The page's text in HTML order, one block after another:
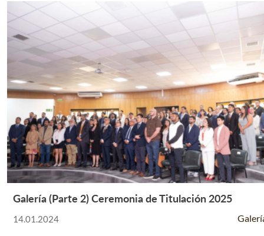
Leer Más +
Galería (Parte 2) Ceremonia de Titulación 2025
14.01.2024